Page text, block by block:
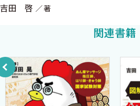
吉田 啓 著
関連書籍